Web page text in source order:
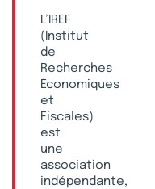
L’IREF
(Institut
de
Recherches
Économiques
et
Fiscales)
est
une
association
indépendante,